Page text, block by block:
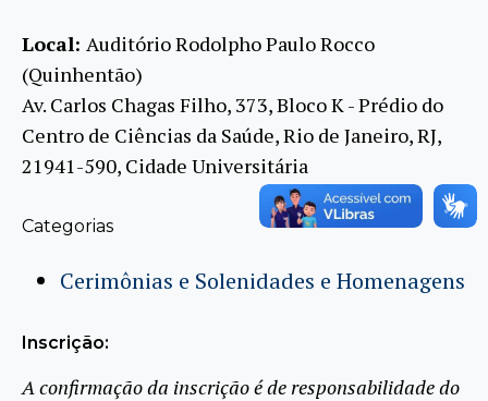
Local: Auditório Rodolpho Paulo Rocco
(Quinhentão)
Av. Carlos Chagas Filho, 373, Bloco K - Prédio do
Centro de Ciências da Saúde, Rio de Janeiro, RJ,
21941-590, Cidade Universitária
Categorias
Cerimônias e Solenidades e Homenagens
Inscrição:
A confirmação da inscrição é de responsabilidade do